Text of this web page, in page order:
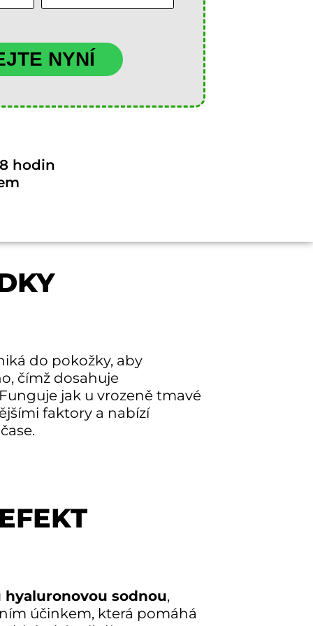
NYNÍ
hodin
do pokožky, aby
čímž dosahuje
jak u vrozeně tmavé
faktory a nabízí
hyaluronovou sodnou,
účinkem, která pomáhá